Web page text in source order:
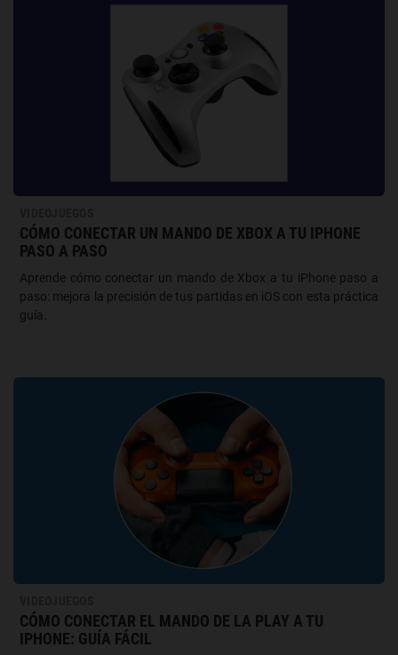
CÓMO CONECTAR UN MANDO DE XBOX A TU IPHONE
PASO A PASO
Aprende cómo conectar un mando de Xbox a tu iPhone paso a
paso: mejora la precisión de tus partidas en iOS con esta práctica
guía.
CÓMO CONECTAR EL MANDO DE LA PLAY A TU
IPHONE: GUÍA FÁCIL